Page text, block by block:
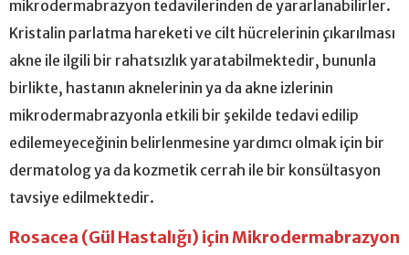
mikrodermabrazyon tedavilerinden de yararlanabilirler.
Kristalin parlatma hareketi ve cilt hücrelerinin çıkarılması
akne ile ilgili bir rahatsızlık yaratabilmektedir, bununla
birlikte, hastanın aknelerinin ya da akne izlerinin
mikrodermabrazyonla etkili bir şekilde tedavi edilip
edilemeyeceğinin belirlenmesine yardımcı olmak için bir
dermatolog ya da kozmetik cerrah ile bir konsültasyon
tavsiye edilmektedir.
Rosacea (Gül Hastalığı) için Mikrodermabrazyon